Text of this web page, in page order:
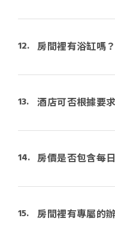
房間裡有浴缸嗎
酒店可否根據要
房價是否包含每
房間裡有專屬的